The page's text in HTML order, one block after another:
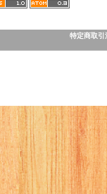
特定商取引